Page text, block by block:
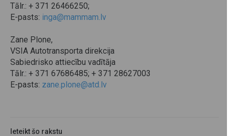
Tālr.: + 371 26466250;
E-pasts: inga@mammam.lv
Zane Plone,
VSIA Autotransporta direkcija
Sabiedrisko attiecību vadītāja
Tālr.: + 371 67686485; + 371 28627003
E-pasts: zane.plone@atd.lv
Ieteikt šo rakstu